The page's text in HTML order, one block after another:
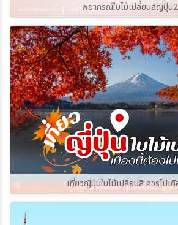
พยากรณ์ใบไม้เปลี่ยนสีญี่ปุ่น
เที่ยวญี่ปุ่นใบไม้เปลี่